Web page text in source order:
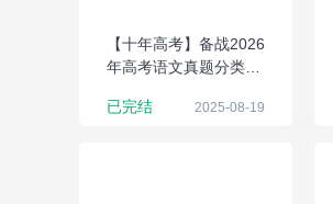
【十年高考】备战2026
年高考语文真题分类解
版）
已完结 2025-08-19